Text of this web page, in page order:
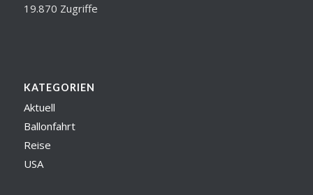
19.870 Zugriffe
KATEGORIEN
Aktuell
Ballonfahrt
Reise
USA